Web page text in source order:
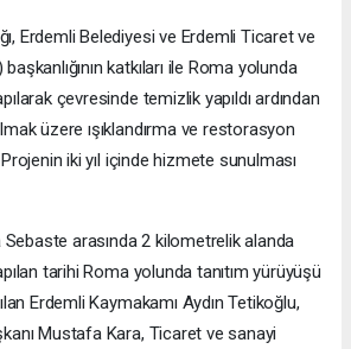
Erdemli Belediyesi ve Erdemli Ticaret ve
katkıları ile Roma yolunda
çevresinde temizlik yapıldı ardından
üzere ışıklandırma ve restorasyon
Projenin iki yıl içinde hizmete sunulması
Sebaste arasında 2 kilometrelik alanda
tarihi Roma yolunda tanıtım yürüyüşü
Erdemli Kaymakamı Aydın Tetikoğlu,
Mustafa Kara, Ticaret ve sanayi